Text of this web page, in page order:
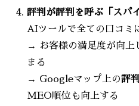
評判が評判を呼ぶ「スパ
AIツールで全ての口コミ
→ お客様の満足度が向上
まる
→ Googleマップ上の評判
MEO順位も向上する